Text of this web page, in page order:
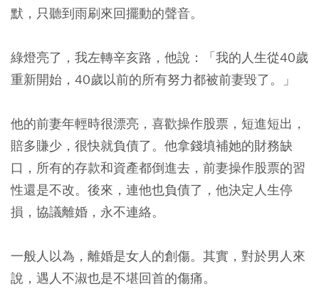
默，只聽到雨刷來回擺動的聲音。
綠燈亮了，我左轉辛亥路，他說：
「我的人生從40歲
重新開始，40歲以前的所有努力都被前妻毀了。」
他的前妻年輕時很漂亮，喜歡操作股票，短進短出，
賠多賺少，很快就負債了。他拿錢填補她的財務缺
口，所有的存款和資產都倒進去，前妻操作股票的習
性還是不改。後來，連他也負債了，他決定人生停
損，協議離婚，永不連絡。
一般人以為，離婚是女人的創傷。其實，對於男人來
說，遇人不淑也是不堪回首的傷痛。